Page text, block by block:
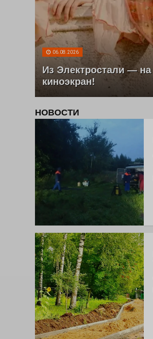
06.08.2026
Из Электростали — на
киноэкран!
НОВОСТИ